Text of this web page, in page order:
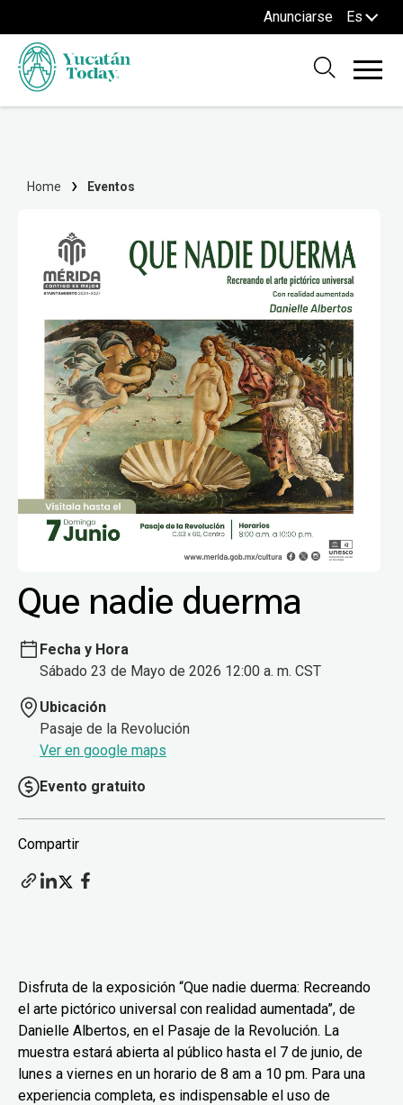
Anunciarse Es
Home Eventos
Que nadie duerma
Fecha y Hora
Sábado 23 de Mayo de 2026 12:00 a. m. CST
Ubicación
Pasaje de la Revolución
Ver en google maps
Evento gratuito
Compartir
Disfruta de la exposición “Que nadie duerma: Recreando
el arte pictórico universal con realidad aumentada”, de
Danielle Albertos, en el Pasaje de la Revolución. La
muestra estará abierta al público hasta el 7 de junio, de
lunes a viernes en un horario de 8 am a 10 pm. Para una
experiencia completa, es indispensable el uso de